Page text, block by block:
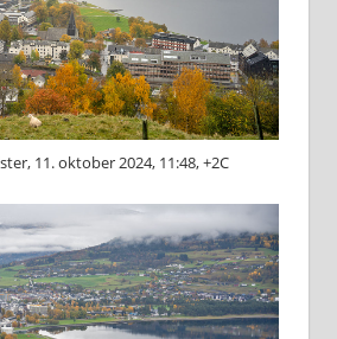
11. oktober 2024, 11:48, +2C